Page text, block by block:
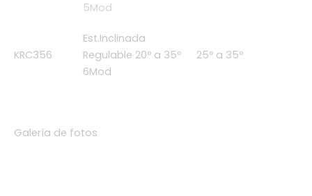
5Mod
KRC356
Est.Inclinada
Regulable 20º a 35º
6Mod
25º a 35º
Galería de fotos